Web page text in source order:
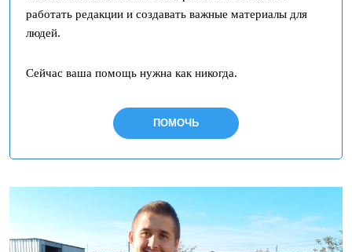
работать редакции и создавать важные материалы для
людей.
Сейчас ваша помощь нужна как никогда.
ПОМОЧЬ